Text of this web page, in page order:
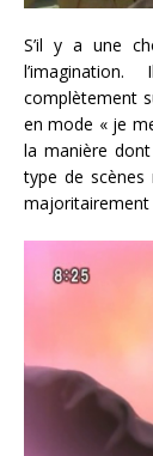
S’il y a une
complètement
en mode « je
la manière
type de scènes
majoritairement